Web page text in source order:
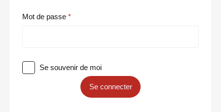
Mot de passe
Se souvenir de moi
Se connecter